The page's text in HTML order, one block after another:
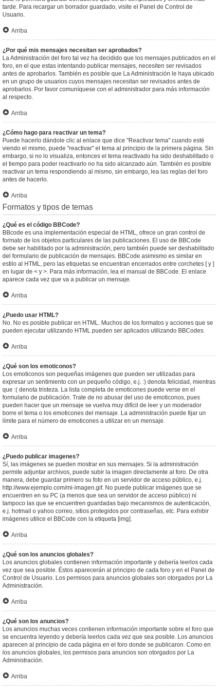
tarde. Para recargar un borrador guardado, visite el Panel de Control de
Usuario.
Arriba
¿Por qué mis mensajes necesitan ser aprobados?
La Administración del foro tal vez ha decidido que los mensajes publicados en el
foro, en el que estas intentando publicar mensajes, necesiten ser revisados
antes de aprobarlos. También es posible que La Administración le haya ubicado
en un grupo de usuarios cuyos mensajes necesitan ser revisados antes de
aprobarlos. Por favor comuníquese con el administrador para más información
al respecto.
Arriba
¿Cómo hago para reactivar un tema?
Puede hacerlo dándole clic al enlace que dice "Reactivar tema" cuando esté
viendo el mismo, puede "reactivar" el tema al principio de la primera página. Sin
embargo, si no lo visualiza, entonces el tema reactivado ha sido deshabilitado o
el tiempo para poder reactivarlo no ha sido alcanzado aún. También es posible
reactivar un tema respondiendo al mismo, sin embargo, lea las reglas del foro
antes de hacerlo.
Arriba
Formatos y tipos de temas
¿Qué es el código BBCode?
BBcode es una implementación especial de HTML, ofrece un gran control de
formato de los objetos particulares de las publicaciones. El uso de BBCode
debe ser habilitado por la administración, pero también puede ser deshabilitado
del formulario de publicación de mensajes. BBCode asimismo es similar en
estilo al HTML, pero las etiquetas se encuentran encerrados entre corchetes [ y ]
en lugar de < y >. Para más información, lea el manual de BBCode. El enlace
aparece cada vez que va a publicar un mensaje.
Arriba
¿Puedo usar HTML?
No. No es posible publicar en HTML. Muchos de los formatos y acciones que se
pueden ejecutar utilizando HTML pueden ser aplicados utilizando BBCodes.
Arriba
¿Qué son los emoticonos?
Los emoticonos son pequeñas imágenes que pueden ser utilizadas para
expresar un sentimiento con un pequeño código, e.j. :) denota felicidad, mientras
que :( denota tristeza. La lista completa de emoticones puede verse en el
formulario de publicación. Trate de no abusar del uso de emoticonos, pues
pueden hacer que un mensaje se vuelva muy difícil de leer y un moderador
borre el tema o los emoticones del mensaje. La administración puede fijar un
límite para el número de emoticones a utilizar en un mensaje.
Arriba
¿Puedo publicar imagenes?
Sí, las imágenes se pueden mostrar en sus mensajes. Si la administración
permite adjuntar archivos, puede subir la imagen directamente al foro. De otra
manera, debe guardar primero su foto en un servidor de acceso público, e.j.
http://www.ejemplo.com/mi-imagen.gif. No puede publicar imágenes que se
encuentren en su PC (a menos que sea un servidor de acceso público) ni
tampoco las que se encuentren guardadas bajo mecanismos de autenticación,
e.j. hotmail o yahoo correo, sitios protegidos por contraseñas, etc. Para exhibir
imágenes utilice el BBCode con la etiqueta [img].
Arriba
¿Qué son los anuncios globales?
Los anuncios globales contienen información importante y debería leerlos cada
vez que sea posible. Éstos aparecerán al principio de cada foro y en el Panel de
Control de Usuario. Los permisos para anuncios globales son otorgados por La
Administración.
Arriba
¿Qué son los anuncios?
Los anuncios muchas veces contienen información importante sobre el foro que
se encuentra leyendo y debería leerlos cada vez que sea posible. Los anuncios
aparecen al principio de cada página en el foro donde se publicaron. Como en
los anuncios globales, los permisos para anuncios son otorgados por La
Administración.
Arriba